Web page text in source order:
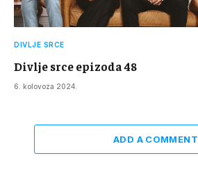
DIVLJE SRCE
Divlje srce epizoda 48
6. kolovoza 2024.
ADD A COMMENT